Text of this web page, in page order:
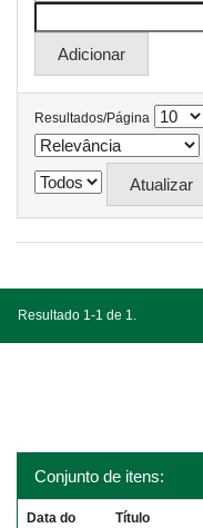
Resultados/Página
Resultado 1-1 de 1.
Conjunto de itens:
Data do
Título